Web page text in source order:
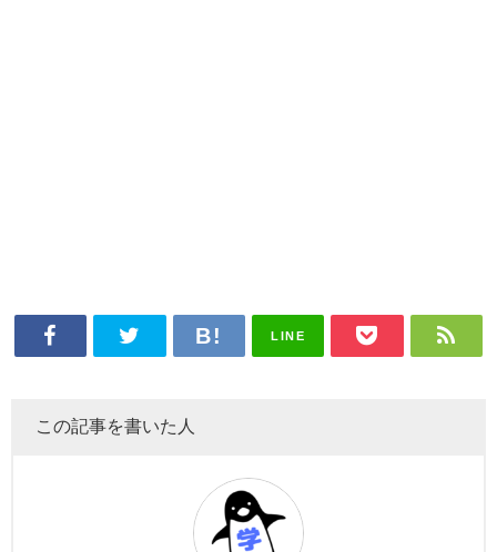
LINE
この記事を書いた人